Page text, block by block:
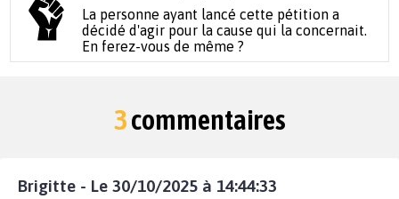
La personne ayant lancé cette pétition a
décidé d'agir pour la cause qui la concernait.
En ferez-vous de même ?
3commentaires
Brigitte - Le 30/10/2025 à 14:44:33